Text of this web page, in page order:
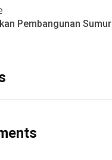
Pembangunan Sumur